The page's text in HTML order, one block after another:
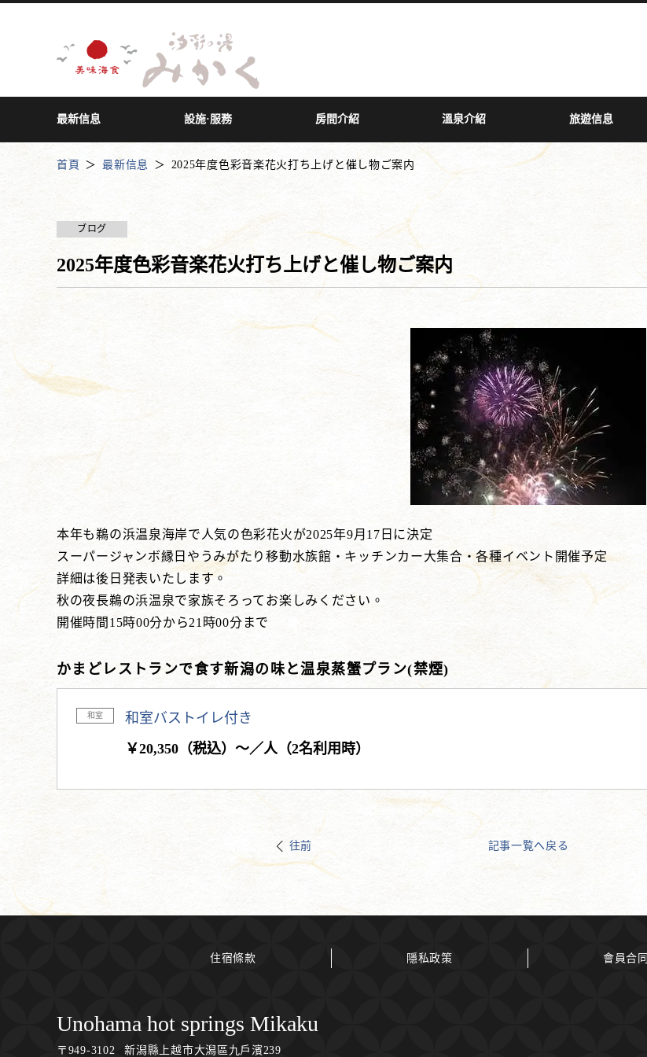
最新信息 設施·服務 房間介紹 溫泉介紹 旅遊信息
首頁 最新信息 2025年度色彩音楽花火打ち上げと催し物ご案内
ブログ
2025年度色彩音楽花火打ち上げと催し物ご案内
本年も鵜の浜温泉海岸で人気の色彩花火が2025年9月17日に決定
スーパージャンボ縁日やうみがたり移動水族館・キッチンカー大集合・各種イベント開催予定
詳細は後日発表いたします。
秋の夜長鵜の浜温泉で家族そろってお楽しみください。
開催時間15時00分から21時00分まで
かまどレストランで食す新潟の味と温泉蒸蟹プラン(禁煙)
和室
和室バストイレ付き
￥20,350（税込）～／人（2名利用時）
往前 記事一覧へ戻る
住宿條款 隱私政策 會員合同
Unohama hot springs Mikaku
〒 949-3102 新潟縣上越市大潟區九戶濱239